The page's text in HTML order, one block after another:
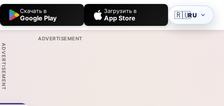
Скачать в
Google Play
Загрузить в
App Store 🇷🇺RU
ADVERTISEMENT
ADVERTISEMENT